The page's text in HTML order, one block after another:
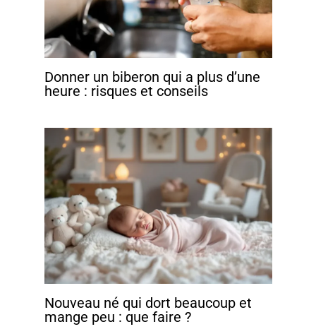
Donner un biberon qui a plus d’une
heure : risques et conseils
Nouveau né qui dort beaucoup et
mange peu : que faire ?